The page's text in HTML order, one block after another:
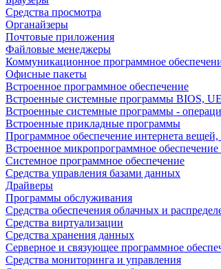
Средства просмотра
Органайзеры
Почтовые приложения
Файловые менеджеры
Коммуникационное программное
Офисные пакеты
Встроенное программное обеспечение
Встроенные системные программы BIOS,
Встроенные системные программы -
Встроенные прикладные программы
Программное обеспечение интернета
Встроенное микропрограммное обеспечение
Системное программное обеспечение
Средства управления базами данных
Драйверы
Программы обслуживания
Средства обеспечения облачных и
Средства виртуализации
Средства хранения данных
Серверное и связующее программное
Средства мониторинга и управления